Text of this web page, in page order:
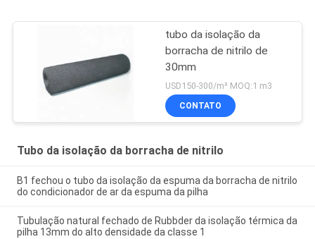
tubo da isolação da
borracha de nitrilo de
30mm
USD150-300/m³ MOQ:1 m3
CONTATO
Tubo da isolação da borracha de nitrilo
B1 fechou o tubo da isolação da espuma da borracha de nitrilo
do condicionador de ar da espuma da pilha
Tubulação natural fechado de Rubbder da isolação térmica da
pilha 13mm do alto densidade da classe 1